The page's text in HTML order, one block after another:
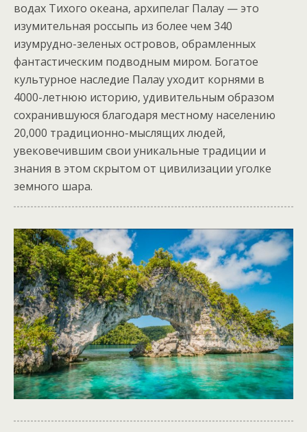
водах Тихого океана, архипелаг Палау — это
изумительная россыпь из более чем 340
изумрудно-зеленых островов, обрамленных
фантастическим подводным миром. Богатое
культурное наследие Палау уходит корнями в
4000-летнюю историю, удивительным образом
сохранившуюся благодаря местному населению
20,000 традиционно-мыслящих людей,
увековечившим свои уникальные традиции и
знания в этом скрытом от цивилизации уголке
земного шара.